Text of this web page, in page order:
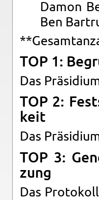
Damon
Ben
TOP 1:
Das
TOP 2:
keit
Das
TOP 3:
zung
Das